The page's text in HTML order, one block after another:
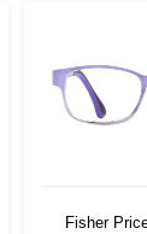
Fisher